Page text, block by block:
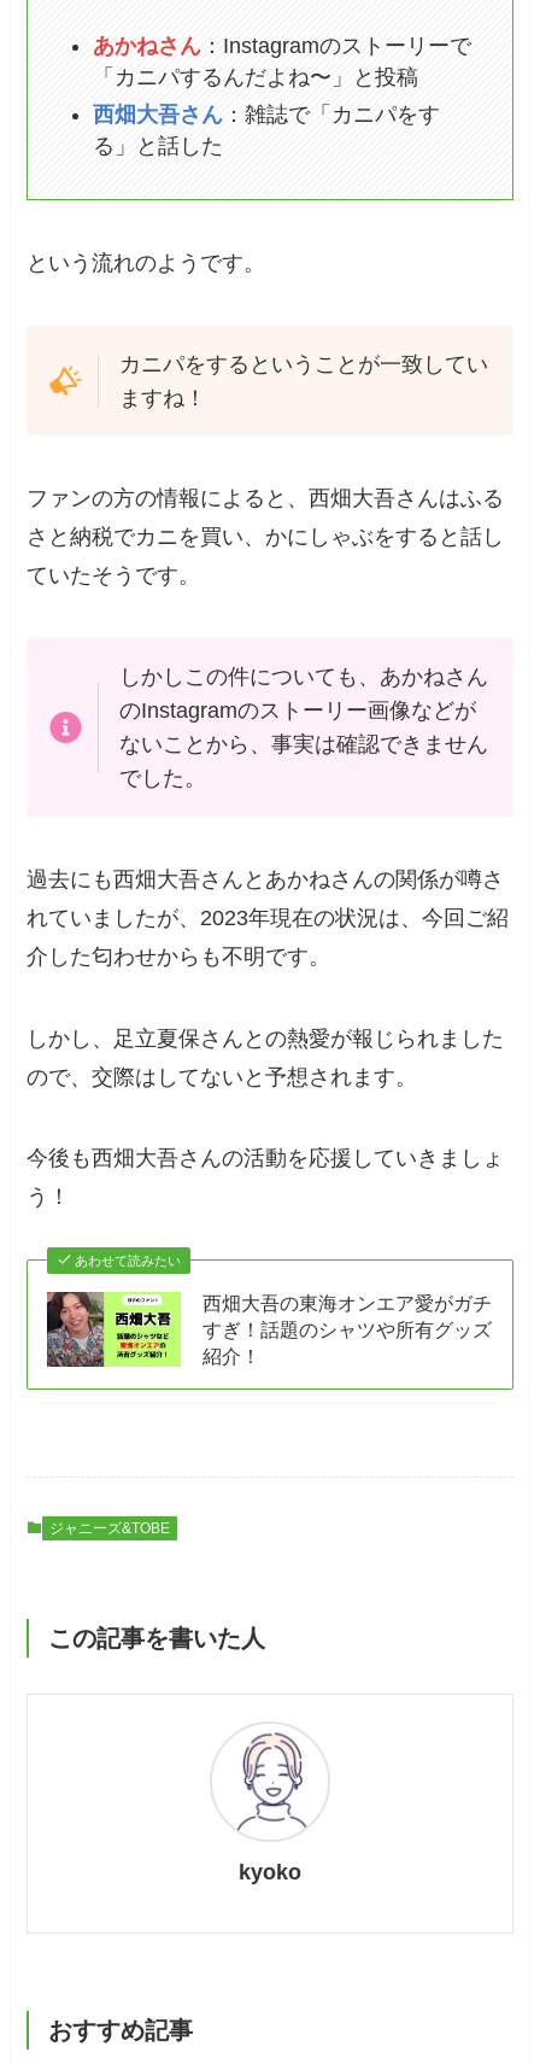
あかねさん ：Instagramのストーリーで
「カニパするんだよね〜」と投稿
西畑大吾さん ：雑誌で「カニパをす
る」と話した
という流れのようです。
カニパをするということが一致してい
ますね！
ファンの方の情報によると、西畑大吾さんはふる
さと納税でカニを買い、かにしゃぶをすると話し
ていたそうです。
しかしこの件についても、あかねさん
のInstagramのストーリー画像などが
ないことから、事実は確認できません
でした。
過去にも西畑大吾さんとあかねさんの関係が噂さ
れていましたが、2023年現在の状況は、今回ご紹
介した匂わせからも不明です。
しかし、足立夏保さんとの熱愛が報じられました
ので、交際はしてないと予想されます。
今後も西畑大吾さんの活動を応援していきましょ
う！
あわせて読みたい
西畑大吾の東海オンエア愛がガチ
すぎ！話題のシャツや所有グッズ
紹介！
ジャニーズ&TOBE
この記事を書いた人
kyoko
おすすめ記事